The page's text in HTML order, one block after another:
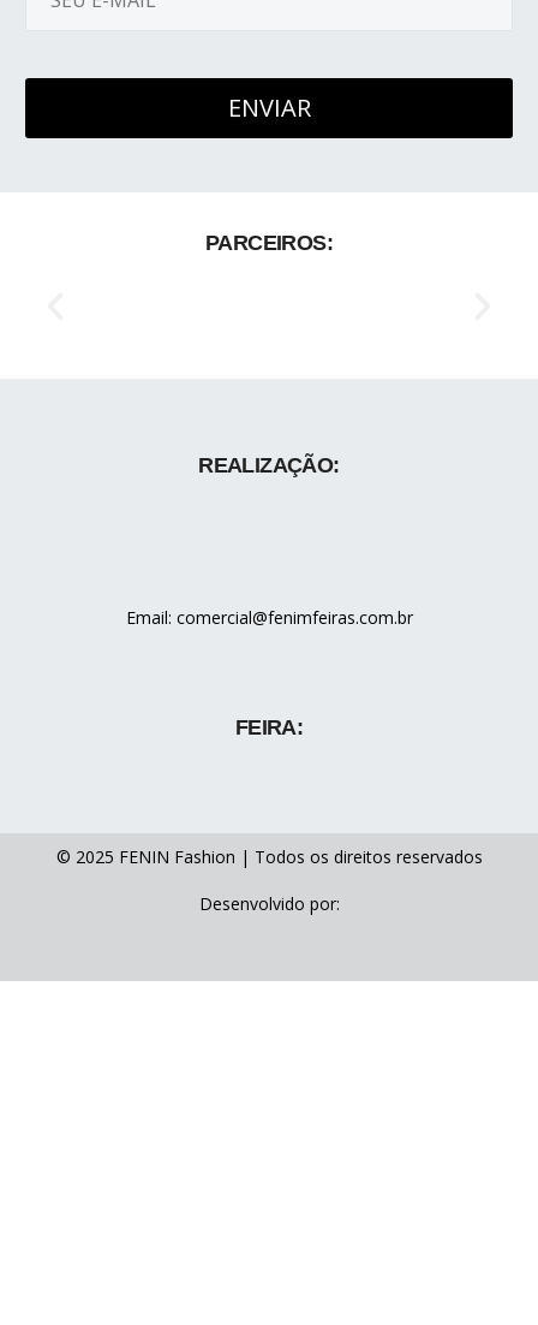
PARCEIROS:
REALIZAÇÃO:
Email: comercial@fenimfeiras.com.br
FEIRA:
© 2025 FENIN Fashion | Todos os direitos reservados
Desenvolvido por: